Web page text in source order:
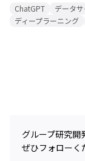
ChatGPT データ
ディープラーニング
グループ研究開
ぜひフォローく